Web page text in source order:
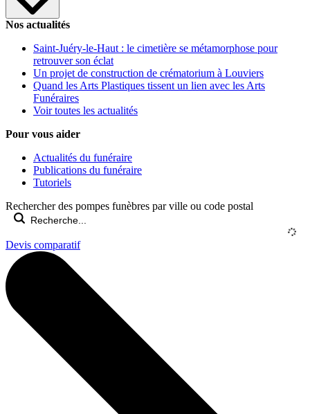
Nos actualités
Saint-Juéry-le-Haut : le cimetière se métamorphose pour
retrouver son éclat
Un projet de construction de crématorium à Louviers
Quand les Arts Plastiques tissent un lien avec les Arts
Funéraires
Voir toutes les actualités
Pour vous aider
Actualités du funéraire
Publications du funéraire
Tutoriels
Rechercher des pompes funèbres par ville ou code postal
Devis comparatif